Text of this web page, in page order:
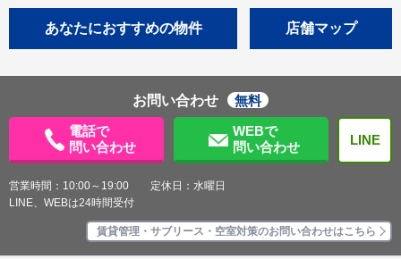
あなたにおすすめの物件 店舗マップ
お問い合わせ
無料
電話で
問い合わせ
WEBで
問い合わせ
LINE
営業時間：10:00～19:00 定休日：水曜日
LINE、WEBは24時間受付
賃貸管理・サブリース・空室対策のお問い合わせはこちら